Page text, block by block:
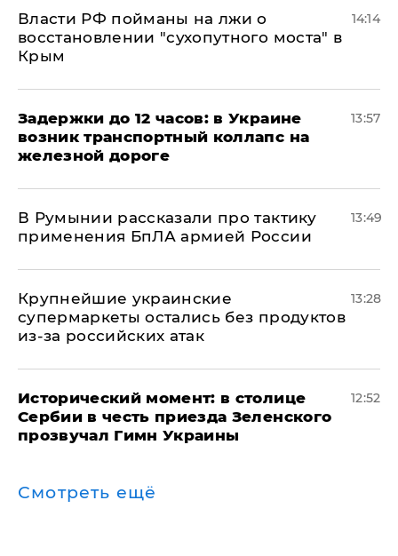
Власти РФ пойманы на лжи о
восстановлении "сухопутного моста" в
Крым
14:14
Задержки до 12 часов: в Украине
возник транспортный коллапс на
железной дороге
13:57
В Румынии рассказали про тактику
применения БпЛА армией России
13:49
Крупнейшие украинские
супермаркеты остались без продуктов
из-за российских атак
13:28
Исторический момент: в столице
Сербии в честь приезда Зеленского
прозвучал Гимн Украины
12:52
Смотреть ещё